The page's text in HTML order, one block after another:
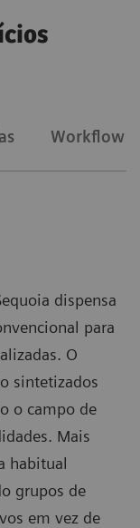
Workflow
dispensa
para
O
sintetizados
o campo de
Mais
habitual
grupos de
em vez de